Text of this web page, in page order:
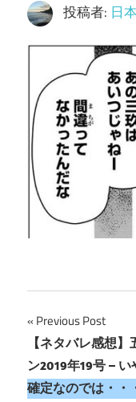
投稿者: 日
投
稿
ナ
Previous Post
【ネタバレ感想
ン2019年19号 –
確定なのでは・・